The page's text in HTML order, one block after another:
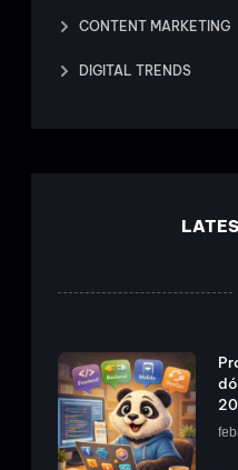
CONTENT MARKETING
DIGITAL TRENDS